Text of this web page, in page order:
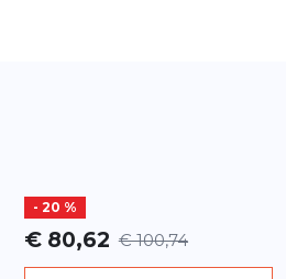
- 20 %
€ 80,62 € 100,74